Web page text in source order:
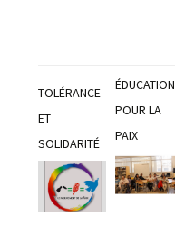
TOLÉRANCE
ET
SOLIDARITÉ
ÉDUCATION
POUR LA
PAIX